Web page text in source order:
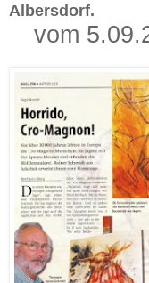
Albersdorf.
vom